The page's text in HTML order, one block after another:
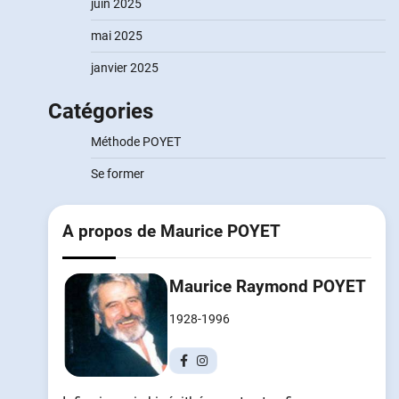
juin 2025
mai 2025
janvier 2025
Catégories
Méthode POYET
Se former
A propos de Maurice POYET
Maurice Raymond POYET
1928-1996